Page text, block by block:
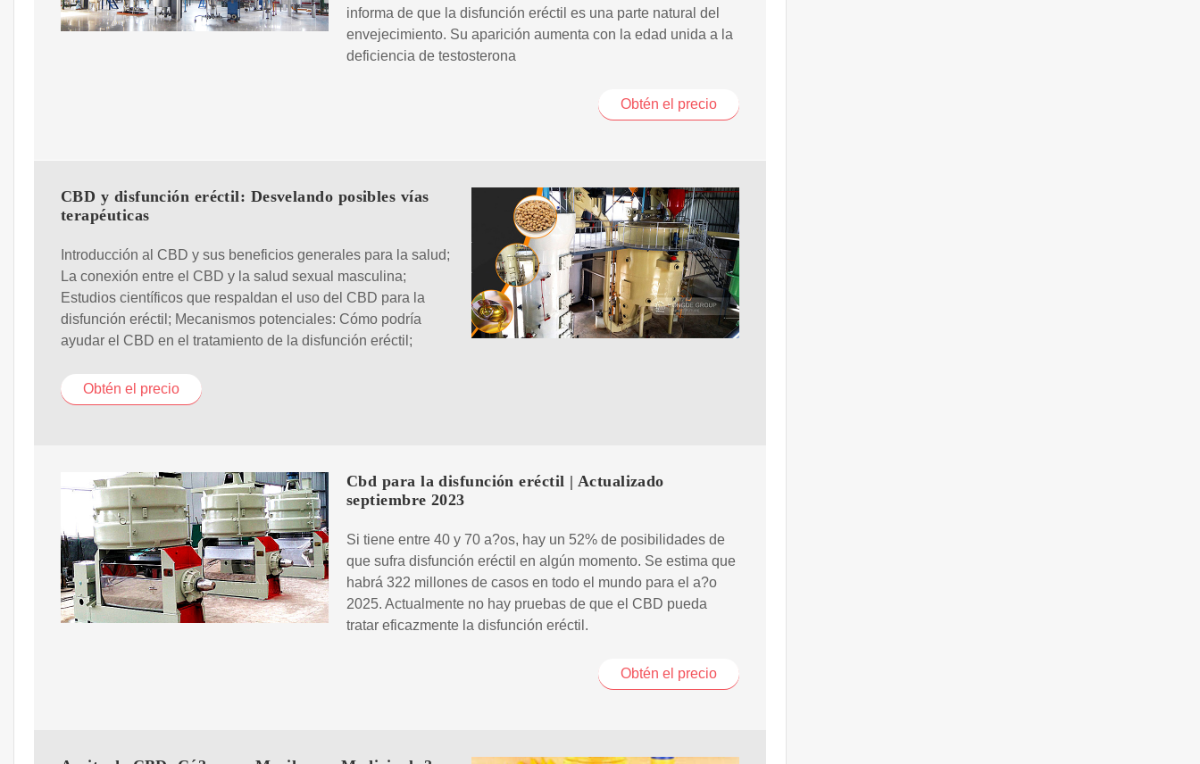
informa de que la disfunción eréctil es una parte natural del
envejecimiento. Su aparición aumenta con la edad unida a la
deficiencia de testosterona
Obtén el precio
CBD y disfunción eréctil: Desvelando posibles vías
terapéuticas
Introducción al CBD y sus beneficios generales para la salud;
La conexión entre el CBD y la salud sexual masculina;
Estudios científicos que respaldan el uso del CBD para la
disfunción eréctil; Mecanismos potenciales: Cómo podría
ayudar el CBD en el tratamiento de la disfunción eréctil;
Obtén el precio
Cbd para la disfunción eréctil | Actualizado
septiembre 2023
Si tiene entre 40 y 70 a?os, hay un 52% de posibilidades de
que sufra disfunción eréctil en algún momento. Se estima que
habrá 322 millones de casos en todo el mundo para el a?o
2025. Actualmente no hay pruebas de que el CBD pueda
tratar eficazmente la disfunción eréctil.
Obtén el precio